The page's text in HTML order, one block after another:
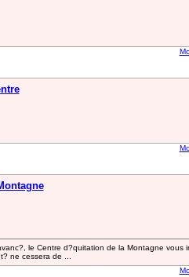
le Centre d?quitation de la Montagne vous
ne cessera de ...